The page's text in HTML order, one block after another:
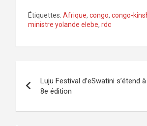
Étiquettes: Afrique, congo, congo-
ministre yolande elebe, rdc
de
l’article
Luju Festival d’eSwatini s’étend
8e édition